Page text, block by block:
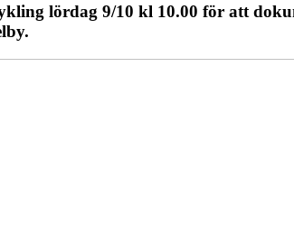
lördag 9/10 kl 10.00 för att